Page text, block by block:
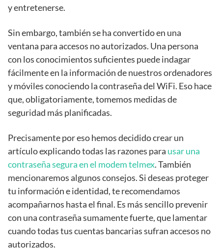
y entretenerse.
Sin embargo, también se ha convertido en una
ventana para accesos no autorizados. Una persona
con los conocimientos suficientes puede indagar
fácilmente en la información de nuestros ordenadores
y móviles conociendo la contraseña del WiFi. Eso hace
que, obligatoriamente, tomemos medidas de
seguridad más planificadas.
Precisamente por eso hemos decidido crear un
artículo explicando todas las razones para usar una
contraseña segura en el modem telmex. También
mencionaremos algunos consejos. Si deseas proteger
tu información e identidad, te recomendamos
acompañarnos hasta el final. Es más sencillo prevenir
con una contraseña sumamente fuerte, que lamentar
cuando todas tus cuentas bancarias sufran accesos no
autorizados.